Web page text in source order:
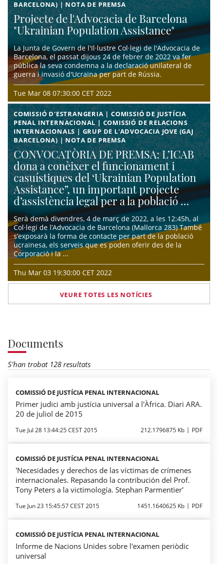
BARCELONA) | NOTA DE PREMSA
Projecte de l'Advocacia de Barcelona
"Ukrainian Population Assistance"
La Junta de Govern de l'Il·lustre Col·legi de l'Advocacia de
Barcelona, el passat dijous 24 de febrer de 2022 va fer
pública la seva condemna a la declaració unilateral de
guerra i invasió d'Ucraïna per part de Rússia.
Tue Mar 08 07:30:00 CET 2022
COMISSIÓ D'ESTRANGERIA | COMISSIÓ DE JUSTÍCIA
PENAL INTERNACIONAL | COMISSIÓ DE RELACIONS
INTERNACIONALS | GRUP DE L'ADVOCACIA JOVE (GAJ
BARCELONA) | NOTA DE PREMSA
CONVOCATÒRIA DE PREMSA: L’ICAB
dona a conèixer el funcionament i
casuístiques del ‘Ukrainian Population
Assistance”, un important projecte
d’assistència legal per a la població ...
Serà demà divendres, 4 de març de 2022, a les 12:45h, al
Col·legi de l’Advocacia de Barcelona (Mallorca 283) També
s’exposarà la forma de contacte per part de la població
ucraïnesa, els serveis que es poden oferir des de la
Corporació i la ...
Thu Mar 03 19:30:00 CET 2022
VEURE TOTES LES NOTÍCIES
Documents
S'han trobat 128 resultats
COMISSIÓ DE JUSTÍCIA PENAL INTERNACIONAL
Primer judici amb justícia universal a l'Àfrica. Diari ARA.
20 de juliol de 2015
Tue Jul 28 13:44:25 CEST 2015 212.1796875 Kb PDF
COMISSIÓ DE JUSTÍCIA PENAL INTERNACIONAL
'Necesidades y derechos de las víctimas de crímenes
internacionales. Repasando la contribución del Prof.
Tony Peters a la victimología. Stephan Parmentier'
Tue Jun 23 15:45:57 CEST 2015 1451.1640625 Kb PDF
COMISSIÓ DE JUSTÍCIA PENAL INTERNACIONAL
Informe de Nacions Unides sobre l'examen periòdic
universal